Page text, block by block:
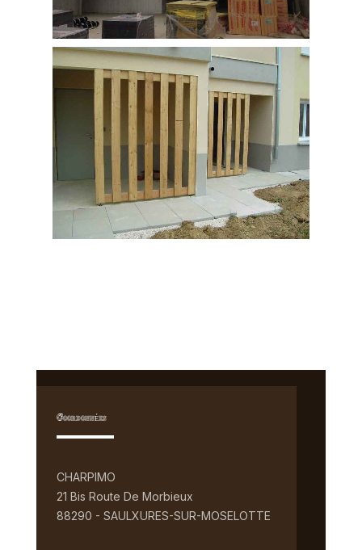
Coordonnées
CHARPIMO
21 Bis Route De Morbieux
88290 - SAULXURES-SUR-MOSELOTTE